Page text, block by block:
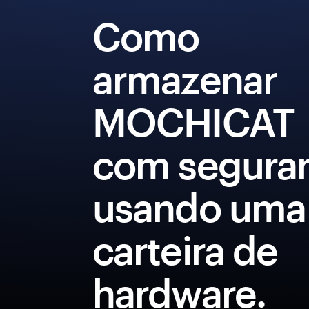
Como
armazenar
MOCHICAT
com
usando uma
carteira de
hardware.